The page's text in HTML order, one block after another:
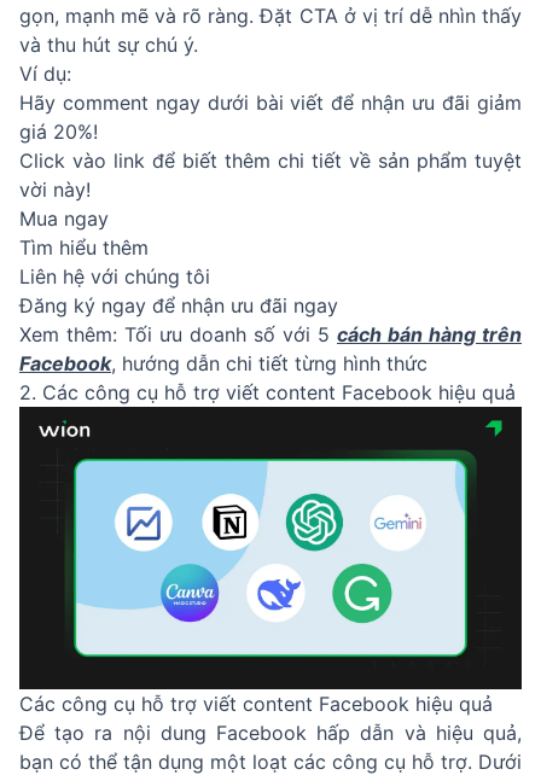
gọn, mạnh mẽ và rõ ràng. Đặt CTA ở vị trí dễ nhìn thấy
và thu hút sự chú ý.
Ví dụ:
Hãy comment ngay dưới bài viết để nhận ưu đãi giảm
giá 20%!
Click vào link để biết thêm chi tiết về sản phẩm tuyệt
vời này!
Mua ngay
Tìm hiểu thêm
Liên hệ với chúng tôi
Đăng ký ngay để nhận ưu đãi ngay
Xem thêm: Tối ưu doanh số với 5 cách bán hàng trên
Facebook, hướng dẫn chi tiết từng hình thức
2. Các công cụ hỗ trợ viết content Facebook hiệu quả
Các công cụ hỗ trợ viết content Facebook hiệu quả
Để tạo ra nội dung Facebook hấp dẫn và hiệu quả,
bạn có thể tận dụng một loạt các công cụ hỗ trợ. Dưới